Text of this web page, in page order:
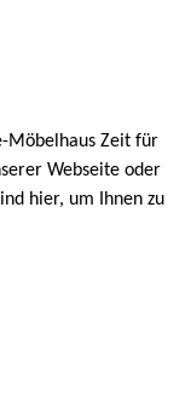
Möbelhaus Zeit für
Webseite oder
hier, um Ihnen zu